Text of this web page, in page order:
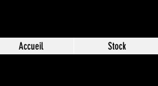
Accueil Stock